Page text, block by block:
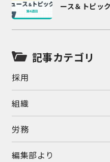
ース＆トピッ
記事カテゴリ
採用
組織
労務
編集部より